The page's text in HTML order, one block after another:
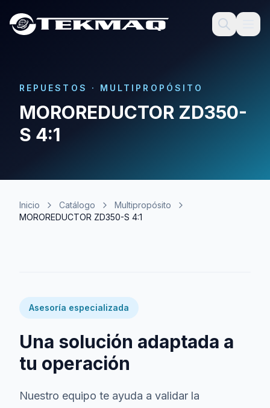
REPUESTOS · MULTIPROPÓSITO
MOROREDUCTOR ZD350-
S 4:1
Inicio Catálogo
Multipropósito
MOROREDUCTOR ZD350-S 4:1
Asesoría especializada
Una solución adaptada a
tu operación
Nuestro equipo te ayuda a validar la